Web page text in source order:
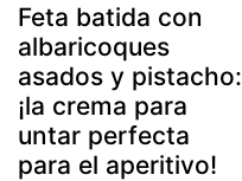
Feta batida con
albaricoques
asados y pistacho:
¡la crema para
untar perfecta
para el aperitivo!